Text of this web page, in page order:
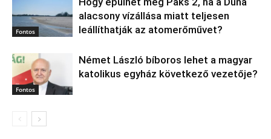
Fontos
alacsony vízállása miatt teljesen
leállíthatják az atomerőművet?
Fontos
Német László bíboros lehet a magyar
katolikus egyház következő vezetője?